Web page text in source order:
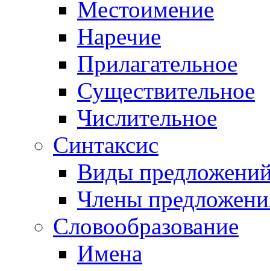
Местоимение
Наречие
Прилагательное
Существительное
Числительное
Синтаксис
Виды
Члены
Словообразование
Имена